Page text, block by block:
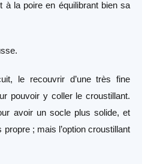
à la poire en équilibrant bien sa
le recouvrir d’une très fine
pouvoir y coller le croustillant.
avoir un socle plus solide, et
; mais l’option croustillant